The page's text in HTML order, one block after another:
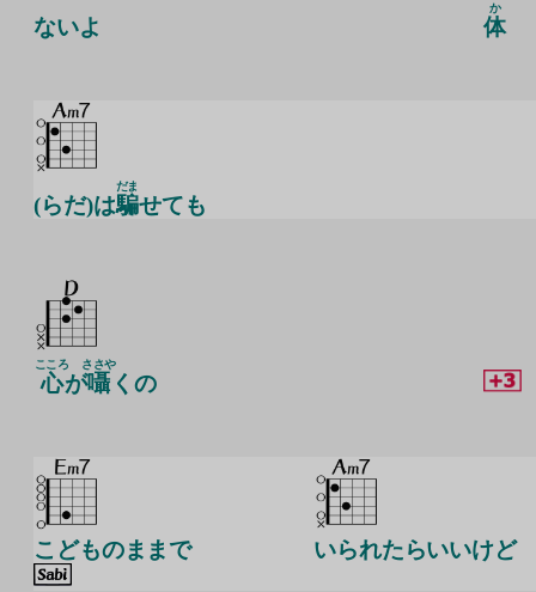
ないよ 体
か
(らだ)は騙
だま
せても
心
こころ
が囁
ささや
くの
こどものままで いられたらいいけど